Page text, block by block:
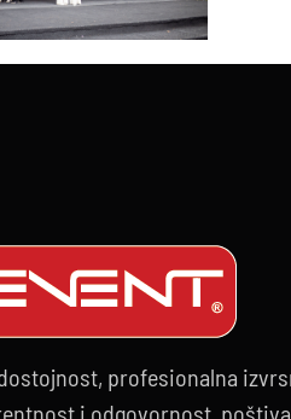
profesionalna
i odgovornost,